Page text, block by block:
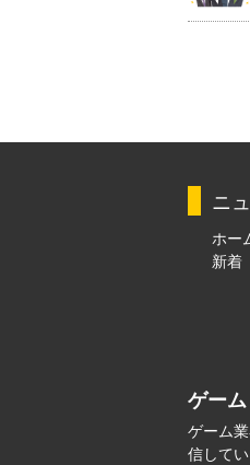
ニ
ホー
新着
ゲー
ゲーム
信して